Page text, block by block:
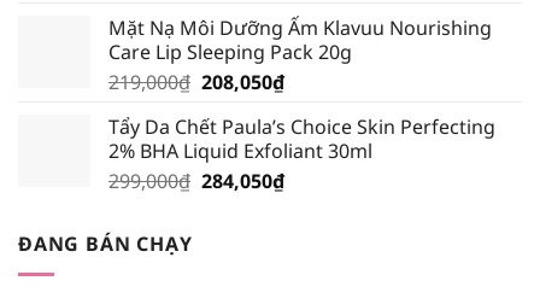
là:
195,000₫.
tại
là:
185,250₫.
Mặt Nạ Môi Dưỡng Ẩm Klavuu Nourishing
Care Lip Sleeping Pack 20g
219,000₫ Giá
là:
219,000₫.
208,050₫Giá
tại
là:
208,050₫.
Tẩy Da Chết Paula’s Choice Skin Perfecting
2% BHA Liquid Exfoliant 30ml
299,000₫ Giá
284,050₫Giá
ĐANG BÁN CHẠY